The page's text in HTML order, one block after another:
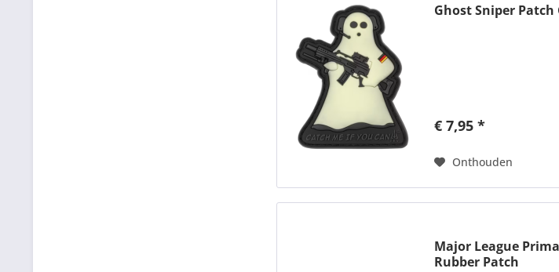
Ghost Sniper Patch
€ 7,95 *
Onthouden
Major League
Rubber Patch